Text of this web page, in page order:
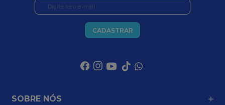
CADASTRAR
SOBRE NÓS